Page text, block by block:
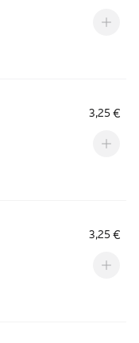
3,25 €
3,25 €